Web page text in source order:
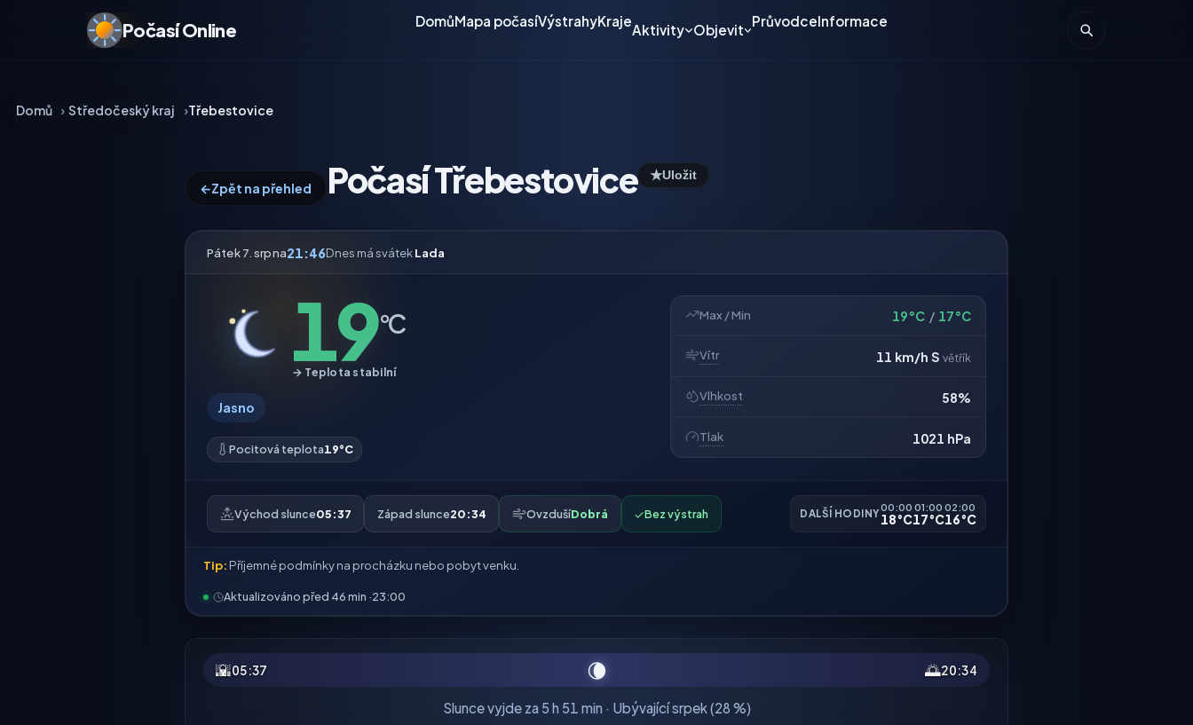
Počasí Online DomůMapa počasíVýstrahyKraje
Aktivity Objevit
PrůvodceInformace
Domů Středočeský kraj Třebestovice
←Zpět na přehled Počasí Třebestovice ★Uložit
Pátek 7. srpna21:46Dnes má svátekLada
19°C
→ Teplota stabilní
Jasno
Pocitová teplota19°C
Max / Min 19°C / 17°C
Vítr 11 km/h S větřík
Vlhkost 58%
Tlak 1021 hPa
Východ slunce05:37 Západ slunce20:34 OvzdušíDobrá ✓Bez výstrah DALŠÍ HODINY
00:00
18°C
01:00
17°C
02:00
16°C
Tip: Příjemné podmínky na procházku nebo pobyt venku.
Aktualizováno před 46 min ·23:00
🌇05:37 🌘 🌅20:34
Slunce vyjde za 5 h 51 min · Ubývající srpek (28 %)